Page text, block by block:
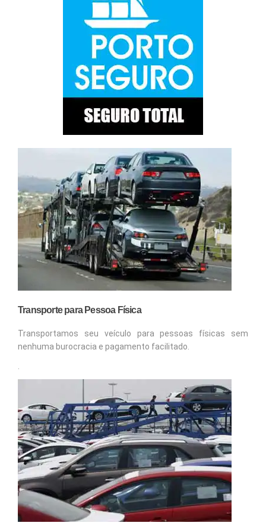
Transporte para Pessoa Física
Transportamos seu veículo para pessoas físicas sem
nenhuma burocracia e pagamento facilitado.